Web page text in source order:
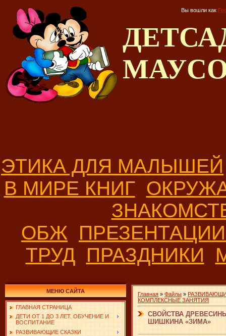
Вы вошли как
ЭТИКА ДЛЯ МАЛЫШЕЙ
В МИРЕ КНИГ
ОБЖ
ТРУД ПРАЗДНИКИ
МЕНЮ САЙТА
ГЛАВНАЯ СТРАНИЦА
ДЕТИ ОТ 1 ДО 3 ЛЕТ. ОБУЧЕНИЕ И
ВОСПИТАНИЕ
РАЗВИВАЮЩИЕ СКАЗКИ
Главная » Файлы »
КОМПЛЕКСНЫЕ ЗАНЯТИЯ
СВОЙСТВА
ШИШКИНА «ЗИМА»